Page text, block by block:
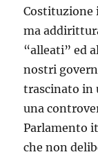
Costituzione
ma
“alleati” ed
nostri
trascinato in
una
Parlamento
che non